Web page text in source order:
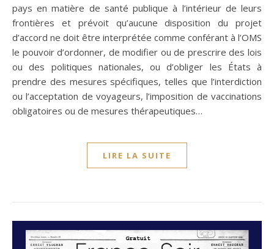
pays en matière de santé publique à l’intérieur de leurs
frontières et prévoit qu’aucune disposition du projet
d’accord ne doit être interprétée comme conférant à l’OMS
le pouvoir d’ordonner, de modifier ou de prescrire des lois
ou des politiques nationales, ou d’obliger les États à
prendre des mesures spécifiques, telles que l’interdiction
ou l’acceptation de voyageurs, l’imposition de vaccinations
obligatoires ou de mesures thérapeutiques…
LIRE LA SUITE